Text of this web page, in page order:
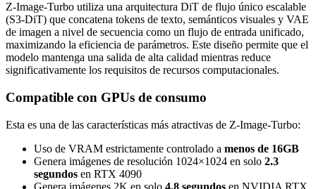
Z-Image-Turbo utiliza una arquitectura DiT de flujo único escalable
(S3-DiT) que concatena tokens de texto, semánticos visuales y VAE
de imagen a nivel de secuencia como un flujo de entrada unificado,
maximizando la eficiencia de parámetros. Este diseño permite que el
modelo mantenga una salida de alta calidad mientras reduce
significativamente los requisitos de recursos computacionales.
Compatible con GPUs de consumo
Esta es una de las características más atractivas de Z-Image-Turbo:
Uso de VRAM estrictamente controlado a menos de 16GB
Genera imágenes de resolución 1024×1024 en solo 2.3
segundos en RTX 4090
Genera imágenes 2K en solo 4.8 segundos en NVIDIA RTX